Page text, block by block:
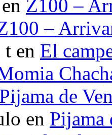
en Z100 –
–
t en El
Pijama de
en Pijama